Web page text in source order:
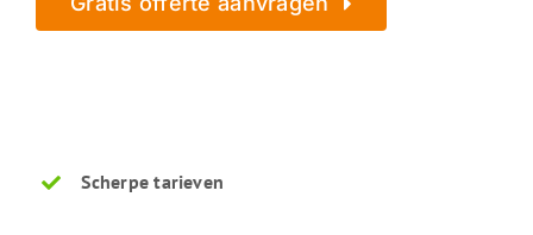
Scherpe tarieven